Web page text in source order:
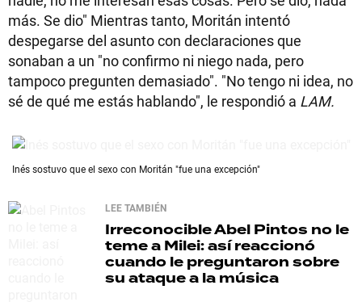
más. Se dio" Mientras tanto, Moritán intentó
despegarse del asunto con declaraciones que
sonaban a un "no confirmo ni niego nada, pero
tampoco pregunten demasiado". "No tengo ni idea, no
sé de qué me estás hablando", le respondió a LAM.
Inés sostuvo que el sexo con Moritán "fue una excepción"
LEE TAMBIÉN
IrreconocibleAbel Pintos no le
teme a Milei: así reaccionó
cuando le preguntaron sobre
su ataque a la música